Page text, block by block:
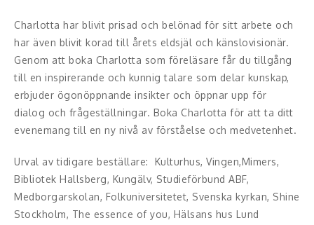
Affärsnytta
Effektivitet, framgång
Framtid, trender
kundfokus
Förändring, organisation,
organisationsutveckling
Charlotta har blivit prisad och belönad för sitt arbete och
har även blivit korad till årets eldsjäl och känslovisionär.
Genom att boka Charlotta som föreläsare får du tillgång
till en inspirerande och kunnig talare som delar kunskap,
erbjuder ögonöppnande insikter och öppnar upp för
dialog och frågeställningar. Boka Charlotta för att ta ditt
evenemang till en ny nivå av förståelse och medvetenhet.
Urval av tidigare beställare: Kulturhus, Vingen,Mimers,
Bibliotek Hallsberg, Kungälv, Studieförbund ABF,
Medborgarskolan, Folkuniversitetet, Svenska kyrkan, Shine
Stockholm, The essence of you, Hälsans hus Lund